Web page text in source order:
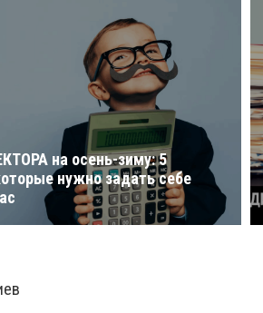
на осень-зиму: 5
нужно задать себе